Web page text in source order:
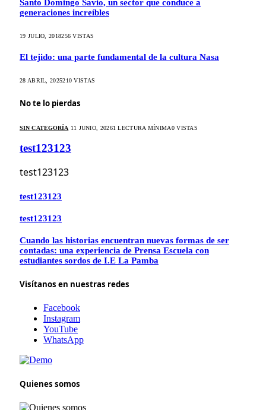
Santo Domingo Savio, un sector que conduce a
generaciones increíbles
19 JULIO, 2018256VISTAS
El tejido: una parte fundamental de la cultura Nasa
28 ABRIL, 2025210VISTAS
No te lo pierdas
SIN CATEGORÍA 11 JUNIO, 20261 LECTURA MÍNIMA0VISTAS
test123123
test123123
test123123
test123123
Cuando las historias encuentran nuevas formas de ser
contadas: una experiencia de Prensa Escuela con
estudiantes sordos de I.E La Pamba
Visítanos en nuestras redes
Facebook
Instagram
YouTube
WhatsApp
Quienes somos